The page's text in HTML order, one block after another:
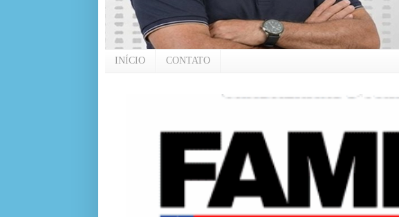
INÍCIO CONTATO